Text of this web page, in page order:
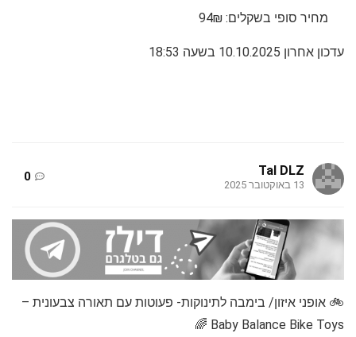
מחיר סופי בשקלים: 94₪
עדכון אחרון 10.10.2025 בשעה 18:53
Tal DLZ
13 באוקטובר 2025
0
🚲 אופני איזון/ בימבה לתינוקות- פעוטות עם תאורה צבעונית –
Baby Balance Bike Toys 🌈